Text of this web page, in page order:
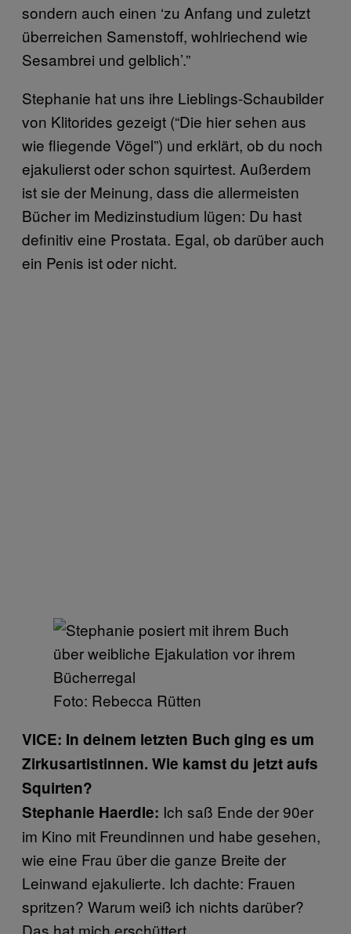
sondern auch einen ‘zu Anfang und zuletzt
überreichen Samenstoff, wohlriechend wie
Sesambrei und gelblich’.”
Stephanie hat uns ihre Lieblings-Schaubilder
von Klitorides gezeigt (“Die hier sehen aus
wie fliegende Vögel”) und erklärt, ob du noch
ejakulierst oder schon squirtest. Außerdem
ist sie der Meinung, dass die allermeisten
Bücher im Medizinstudium lügen: Du hast
definitiv eine Prostata. Egal, ob darüber auch
ein Penis ist oder nicht.
Foto: Rebecca Rütten
VICE: In deinem letzten Buch ging es um
Zirkusartistinnen. Wie kamst du jetzt aufs
Squirten?
Stephanie Haerdle: Ich saß Ende der 90er
im Kino mit Freundinnen und habe gesehen,
wie eine Frau über die ganze Breite der
Leinwand ejakulierte. Ich dachte: Frauen
spritzen? Warum weiß ich nichts darüber?
Das hat mich erschüttert.